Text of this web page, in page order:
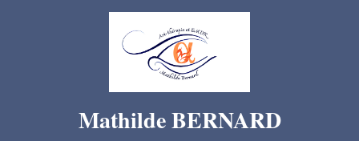
Mathilde BERNARD